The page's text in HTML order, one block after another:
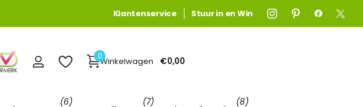
Gratis verzendingboven €75! (anders €4,95)Lees meer
Gratis verzending
Klantenservice Stuur in en Win
Winkelwagen
0 €0,00
(6) (7) (8)